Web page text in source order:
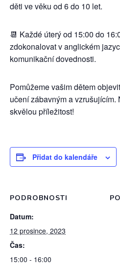
děti ve věku od 6 do 10 let.
📆 Každé úterý od 15:00 do
zdokonalovat v anglickém
komunikační dovednosti.
Pomůžeme vašim dětem
učení zábavným a vzrušujícím.
skvělou příležitost!
Přidat do kalendáře
PODROBNOSTI
Datum:
12 prosince, 2023
Čas:
15:00 - 16:00